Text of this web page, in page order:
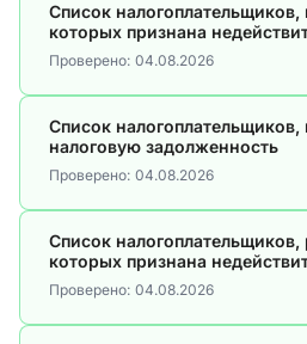
Список налогоплательщиков,
которых признана
Проверено: 04.08.2026
Список
налоговую задолженность
Проверено: 04.08.2026
Список налогоплательщиков,
которых признана
Проверено: 04.08.2026